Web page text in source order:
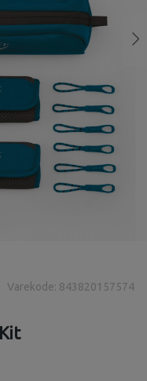
Varekode: 843820157574